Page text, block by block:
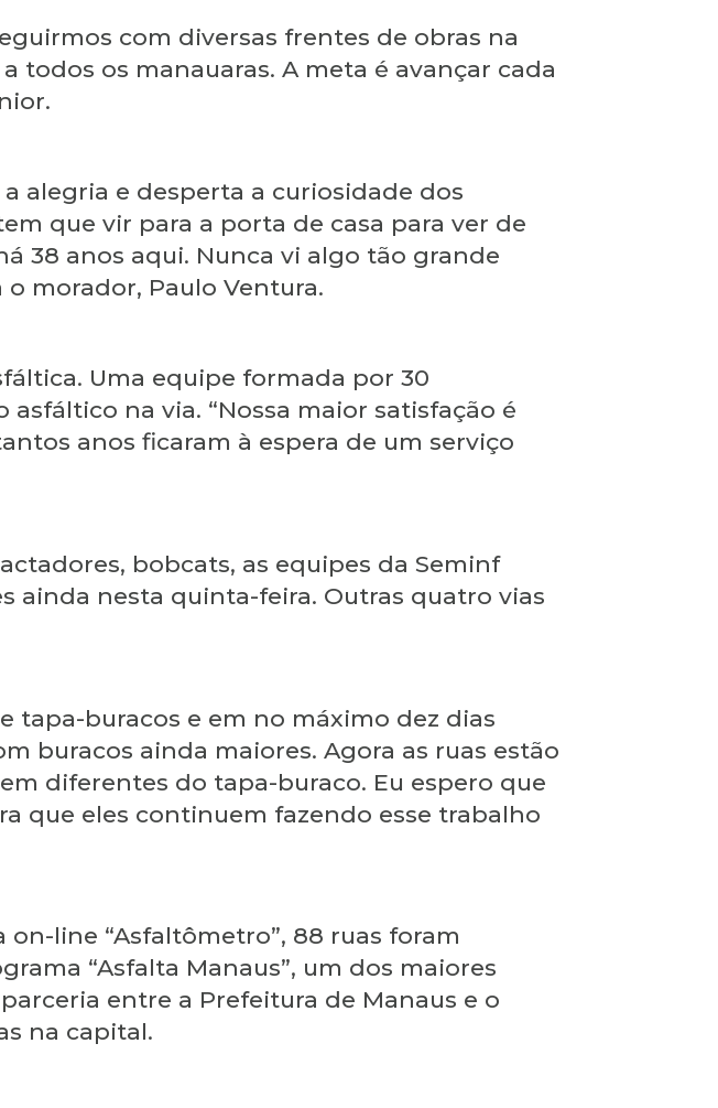
com diversas frentes de obras na
todos os manauaras. A meta é avançar cada
alegria e desperta a curiosidade dos
que vir para a porta de casa para ver de
38 anos aqui. Nunca vi algo tão grande
o morador, Paulo Ventura.
Uma equipe formada por 30
na via. “Nossa maior satisfação é
anos ficaram à espera de um serviço
bobcats, as equipes da Seminf
ainda nesta quinta-feira. Outras quatro vias
tapa-buracos e em no máximo dez dias
buracos ainda maiores. Agora as ruas estão
diferentes do tapa-buraco. Eu espero que
que eles continuem fazendo esse trabalho
line “Asfaltômetro”, 88 ruas foram
“Asfalta Manaus”, um dos maiores
entre a Prefeitura de Manaus e o
na capital.